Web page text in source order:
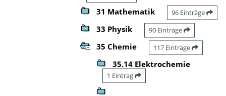
31 Mathematik 96 Einträge
33 Physik 90 Einträge
35 Chemie 117 Einträge
35.14 Elektrochemie
1 Eintrag